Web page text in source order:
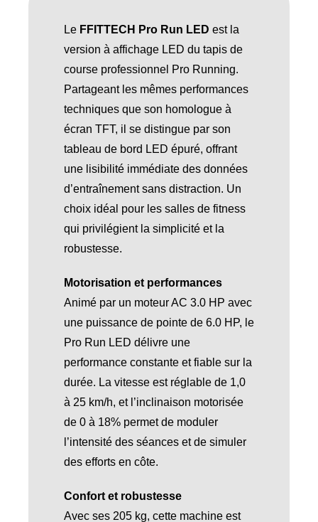
Le FFITTECH Pro Run LED est la
version à affichage LED du tapis de
course professionnel Pro Running.
Partageant les mêmes performances
techniques que son homologue à
écran TFT, il se distingue par son
tableau de bord LED épuré, offrant
une lisibilité immédiate des données
d’entraînement sans distraction. Un
choix idéal pour les salles de fitness
qui privilégient la simplicité et la
robustesse.
Motorisation et performances
Animé par un moteur AC 3.0 HP avec
une puissance de pointe de 6.0 HP, le
Pro Run LED délivre une
performance constante et fiable sur la
durée. La vitesse est réglable de 1,0
à 25 km/h, et l’inclinaison motorisée
de 0 à 18% permet de moduler
l’intensité des séances et de simuler
des efforts en côte.
Confort et robustesse
Avec ses 205 kg, cette machine est